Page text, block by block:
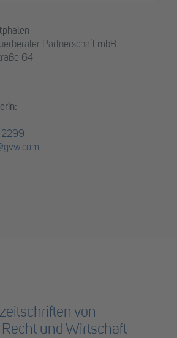
Partnerschaft mbB
64
von
und Wirtschaft